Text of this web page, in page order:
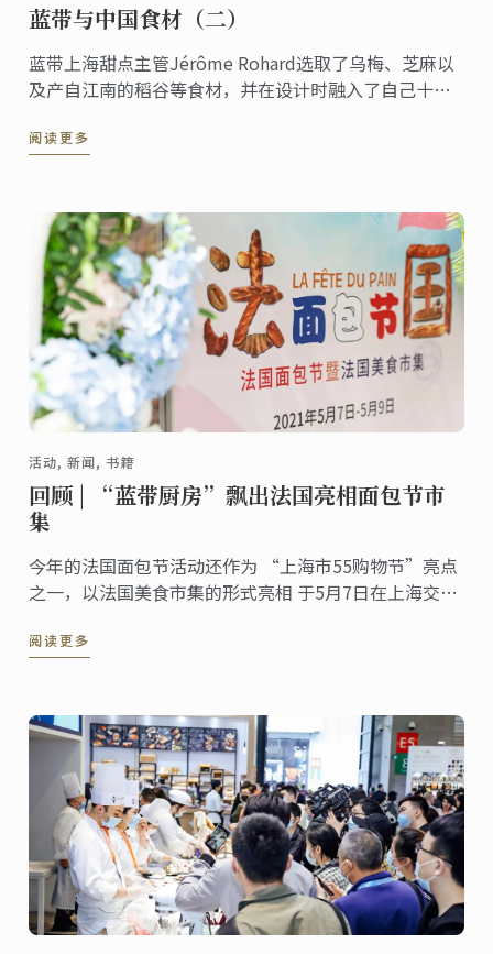
蓝带与中国食材（二）
蓝带上海甜点主管Jérôme Rohard选取了乌梅、芝麻以
及产自江南的稻谷等食材，并在设计时融入了自己十年
麻果冻。
阅读更多
活动, 新闻, 书籍
回顾 | “蓝带厨房”飘出法国亮相面包节市
集
今年的法国面包节活动还作为 “上海市55购物节”亮点
之一，以法国美食市集的形式亮相 于5月7日在上海交响
阅读更多